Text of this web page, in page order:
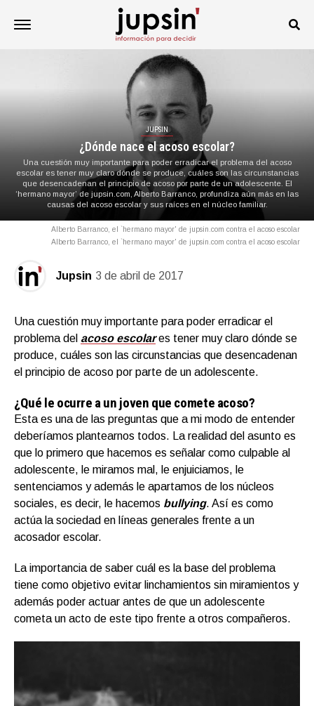
JUPSIN
¿Dónde nace el acoso escolar?
Una cuestión muy importante para poder erradicar el problema del acoso
escolar es tener muy claro dónde se produce, cuáles son las circunstancias
que desencadenan el principio de acoso por parte de un adolescente. El
‘hermano mayor’ de jupsin.com, Alberto Barranco, profundiza aún más en las
causas del acoso escolar y sus raíces en el núcleo familiar.
Alberto Barranco, el `hermano mayor' de jupsin.com contra el acoso escolar
Alberto Barranco, el `hermano mayor' de jupsin.com contra el acoso escolar
Jupsin 3 de abril de 2017
Una cuestión muy importante para poder erradicar el
problema del acoso escolares tener muy claro dónde se
produce, cuáles son las circunstancias que desencadenan
el principio de acoso por parte de un adolescente.
¿Qué le ocurre a un joven que comete acoso?
Esta es una de las preguntas que a mi modo de entender
deberíamos plantearnos todos. La realidad del asunto es
que lo primero que hacemos es señalar como culpable al
adolescente, le miramos mal, le enjuiciamos, le
sentenciamos y además le apartamos de los núcleos
sociales, es decir, le hacemos bullying. Así es como
actúa la sociedad en líneas generales frente a un
acosador escolar.
La importancia de saber cuál es la base del problema
tiene como objetivo evitar linchamientos sin miramientos y
además poder actuar antes de que un adolescente
cometa un acto de este tipo frente a otros compañeros.